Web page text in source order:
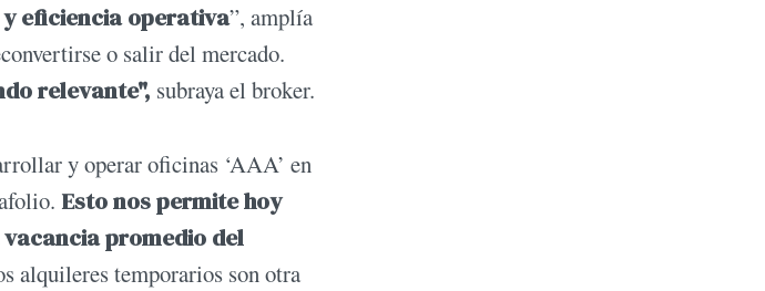
eficiencia operativa”, amplía
o salir del mercado.
relevante", subraya el broker.
y operar oficinas ‘AAA’ en
Esto nos permite hoy
promedio del
alquileres temporarios son otra